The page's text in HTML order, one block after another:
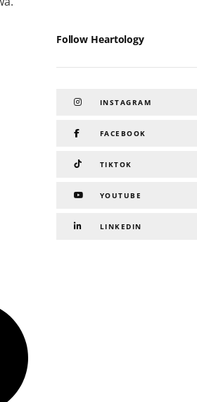
Follow Heartology
INSTAGRAM
FACEBOOK
TIKTOK
YOUTUBE
LINKEDIN